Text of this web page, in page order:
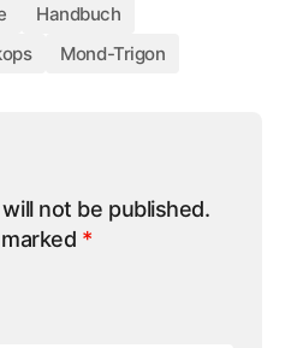
Handbuch
Mond-Trigon
not be published.
*